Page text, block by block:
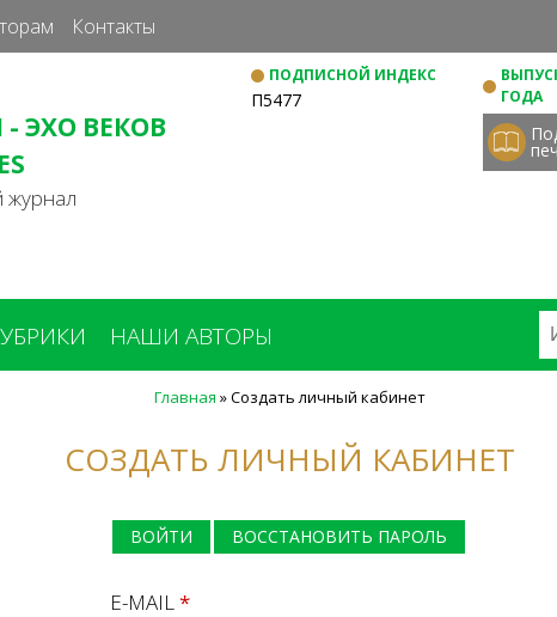
к
основному
Контакты
ЭХО ВЕКОВ
журнал
ПОДПИСНОЙ ИНДЕКС
П5477
ГОДА
НАШИ АВТОРЫ
Главная »Создать личный кабинет
СОЗДАТЬ ЛИЧНЫЙ КАБИНЕТ
ВОЙТИ ВОССТАНОВИТЬ ПАРОЛЬ
E-MAIL*